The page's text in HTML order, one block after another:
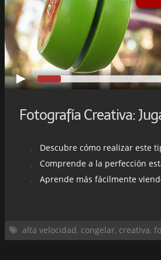
Descubre cómo realizar este tipo
Comprende a la perfección esta
Aprende más fácilmente
alta velocidad, congelar, creativa,